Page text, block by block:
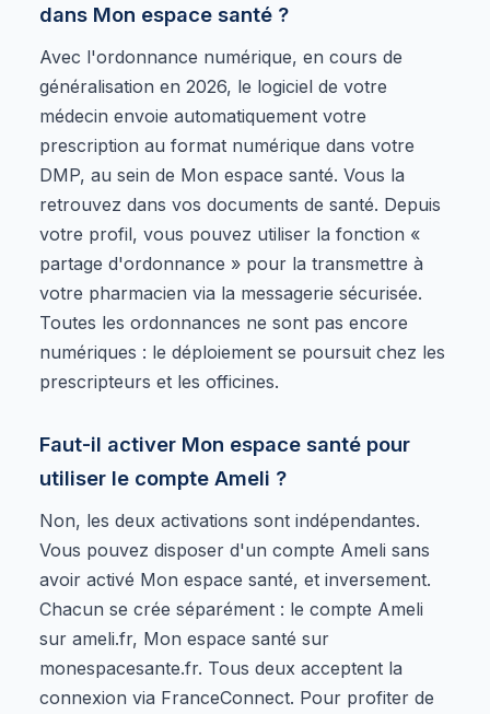
dans Mon espace santé ?
Avec l'ordonnance numérique, en cours de
généralisation en 2026, le logiciel de votre
médecin envoie automatiquement votre
prescription au format numérique dans votre
DMP, au sein de Mon espace santé. Vous la
retrouvez dans vos documents de santé. Depuis
votre profil, vous pouvez utiliser la fonction «
partage d'ordonnance » pour la transmettre à
votre pharmacien via la messagerie sécurisée.
Toutes les ordonnances ne sont pas encore
numériques : le déploiement se poursuit chez les
prescripteurs et les officines.
Faut-il activer Mon espace santé pour
utiliser le compte Ameli ?
Non, les deux activations sont indépendantes.
Vous pouvez disposer d'un compte Ameli sans
avoir activé Mon espace santé, et inversement.
Chacun se crée séparément : le compte Ameli
sur ameli.fr, Mon espace santé sur
monespacesante.fr. Tous deux acceptent la
connexion via FranceConnect. Pour profiter de